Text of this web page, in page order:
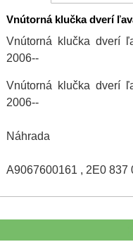
Vnútorná klučka dverí
Vnútorná klučka dverí
2006--
Vnútorná klučka dverí
2006--
Náhrada
A9067600161 , 2E0 837